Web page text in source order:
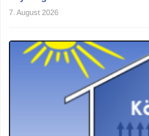
7. August 2026